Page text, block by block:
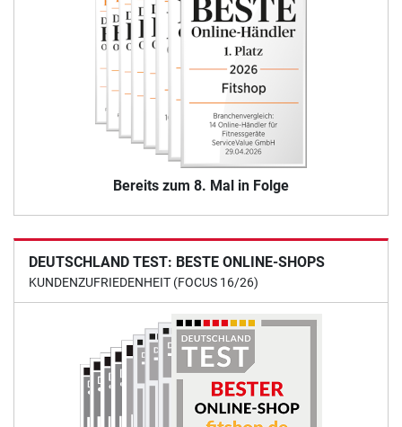
Bereits zum 8. Mal in Folge
DEUTSCHLAND TEST: BESTE ONLINE-SHOPS
KUNDENZUFRIEDENHEIT (FOCUS 16/26)